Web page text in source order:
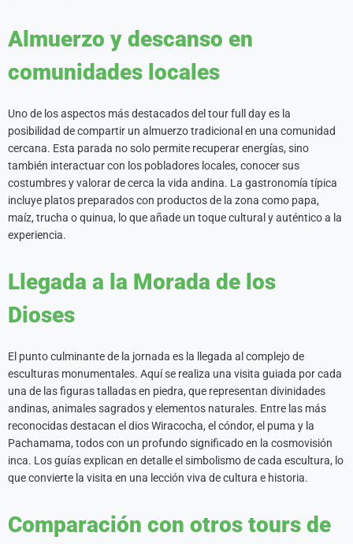
Almuerzo y descanso en
comunidades locales
Uno de los aspectos más destacados del tour full day es la
posibilidad de compartir un almuerzo tradicional en una comunidad
cercana. Esta parada no solo permite recuperar energías, sino
también interactuar con los pobladores locales, conocer sus
costumbres y valorar de cerca la vida andina. La gastronomía típica
incluye platos preparados con productos de la zona como papa,
maíz, trucha o quinua, lo que añade un toque cultural y auténtico a la
experiencia.
Llegada a la Morada de los
Dioses
El punto culminante de la jornada es la llegada al complejo de
esculturas monumentales. Aquí se realiza una visita guiada por cada
una de las figuras talladas en piedra, que representan divinidades
andinas, animales sagrados y elementos naturales. Entre las más
reconocidas destacan el dios Wiracocha, el cóndor, el puma y la
Pachamama, todos con un profundo significado en la cosmovisión
inca. Los guías explican en detalle el simbolismo de cada escultura, lo
que convierte la visita en una lección viva de cultura e historia.
Comparación con otros tours de